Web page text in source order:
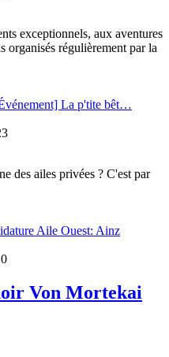
exceptionnels, aux aventures
organisés régulièrement par la
La p'tite bêt…
des ailes privées ? C'est par
Aile Ouest: Ainz
Von Mortekai